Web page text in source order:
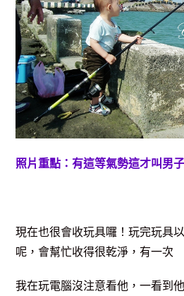
照片重點：有這等氣勢這才叫男子
現在也很會收玩具囉！玩完玩具
呢，會幫忙收得很乾淨，有一次
我在玩電腦沒注意看他，一看到